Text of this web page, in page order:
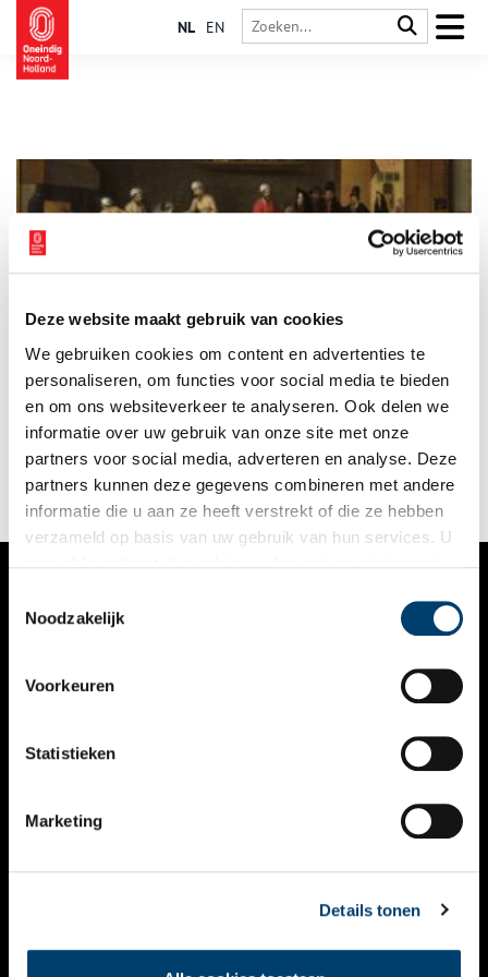
Deze website maakt gebruik van cookies
We gebruiken cookies om content en advertenties te
personaliseren, om functies voor social media te bieden
en om ons websiteverkeer te analyseren. Ook delen we
informatie over uw gebruik van onze site met onze
partners voor social media, adverteren en analyse. Deze
partners kunnen deze gegevens combineren met andere
informatie die u aan ze heeft verstrekt of die ze hebben
verzameld op basis van uw gebruik van hun services. U
Noodzakelijk
Voorkeuren
Statistieken
Marketing
Details tonen
NL EN
In het Muiderslot hangt een bijzonder schilderij, waarop een
aantal mensen met groene kolen als hoofd in een
bakkerswinkel zit, alsof het de gewoonste zaak van de wereld
is. De eigenaardige voorstelling toont de sage van de Bakker
van Eeklo, een plastisch chirurg avant la lettre.
VERHALEN
KALENDER
THEMA’S
VIDEO’S
CONTACT